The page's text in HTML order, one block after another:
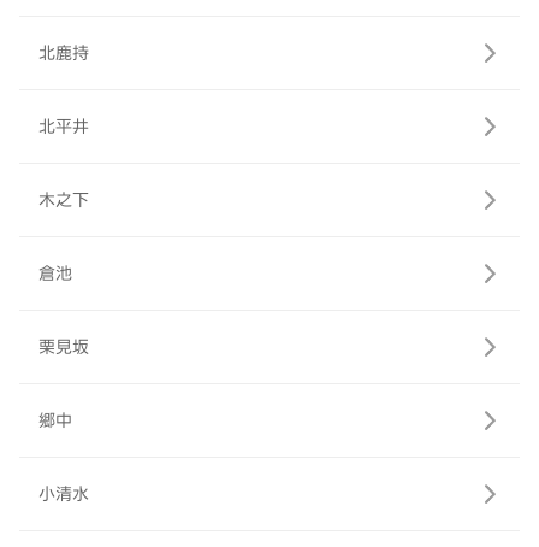
北鹿持
北平井
木之下
倉池
栗見坂
郷中
小清水